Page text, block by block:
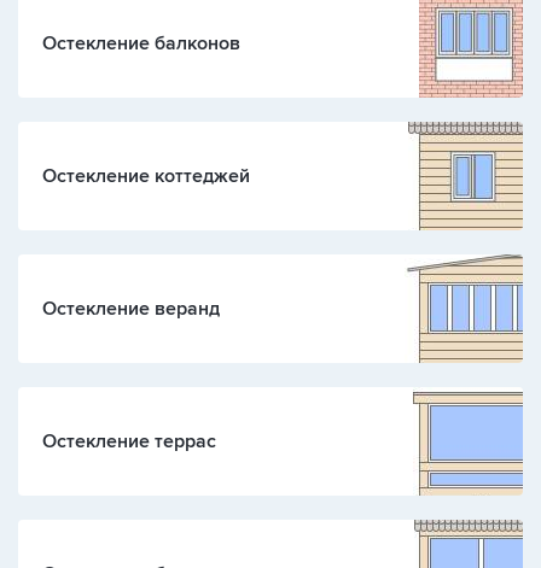
Остекление балконов
Остекление коттеджей
Остекление веранд
Остекление террас